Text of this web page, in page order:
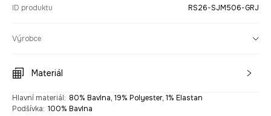
ID produktu RS26-SJM506-GRJ
Výrobce
Materiál
Hlavní materiál: 80% Bavlna, 19% Polyester, 1% Elastan
Podšívka: 100% Bavlna